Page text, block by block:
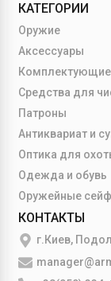
КАТЕГОРИИ
Оружие
Аксессуары
Комплектующие
Средства для
Патроны
Антиквариат и
Оптика для
Одежда и обувь
Оружейные
КОНТАКТЫ
г.Киев,